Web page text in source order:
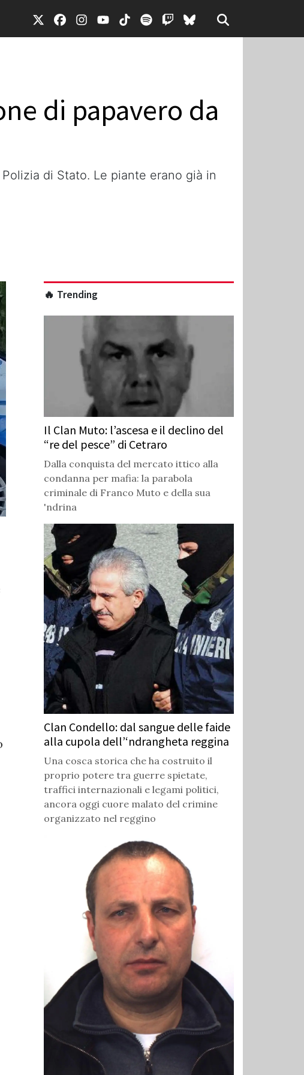
di papavero da
di Stato. Le piante erano già in
🔥 Trending
Il Clan Muto: l’ascesa e il declino del
“re del pesce” di Cetraro
Dalla conquista del mercato ittico alla
condanna per mafia: la parabola
criminale di Franco Muto e della sua
'ndrina
Clan Condello: dal sangue delle faide
alla cupola dell’‘ndrangheta reggina
Una cosca storica che ha costruito il
proprio potere tra guerre spietate,
traffici internazionali e legami politici,
ancora oggi cuore malato del crimine
organizzato nel reggino